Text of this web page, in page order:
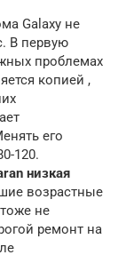
Galaxy не
В первую
проблемах
копией ,
его
120.
низкая
возрастные
не
ремонт на